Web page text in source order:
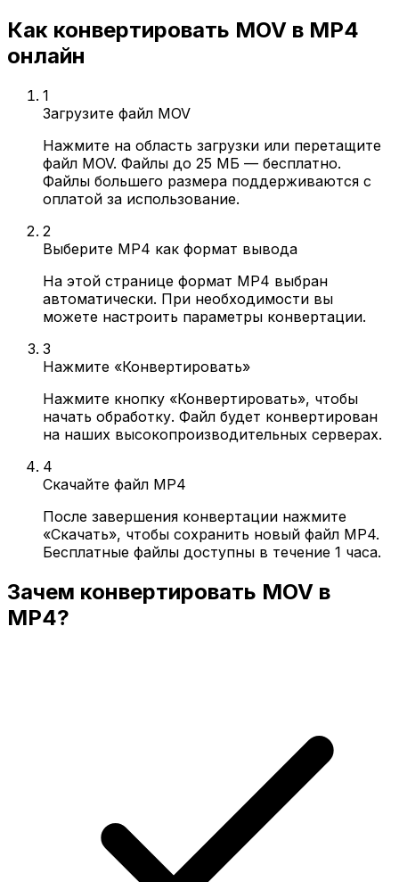
Как конвертировать MOV в MP4
онлайн
1
Загрузите файл MOV
Нажмите на область загрузки или перетащите
файл MOV. Файлы до 25 МБ — бесплатно.
Файлы большего размера поддерживаются с
оплатой за использование.
2
Выберите MP4 как формат вывода
На этой странице формат MP4 выбран
автоматически. При необходимости вы
можете настроить параметры конвертации.
3
Нажмите «Конвертировать»
Нажмите кнопку «Конвертировать», чтобы
начать обработку. Файл будет конвертирован
на наших высокопроизводительных серверах.
4
Скачайте файл MP4
После завершения конвертации нажмите
«Скачать», чтобы сохранить новый файл MP4.
Бесплатные файлы доступны в течение 1 часа.
Зачем конвертировать MOV в
MP4?